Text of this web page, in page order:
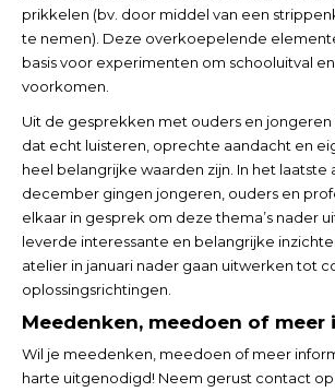
prikkelen (bv. door middel van een
te nemen). Deze overkoepelende
basis voor experimenten om schooluitval
voorkomen.
Uit de gesprekken met ouders en
dat echt luisteren, oprechte aandacht en
heel belangrijke waarden zijn. In het laatste
december gingen jongeren, ouders en
elkaar in gesprek om deze thema’s nader
leverde interessante en belangrijke
atelier in januari nader gaan uitwerken tot
oplossingsrichtingen.
Meedenken, meedoen of meer
Wil je meedenken, meedoen of meer
harte uitgenodigd! Neem gerust contact